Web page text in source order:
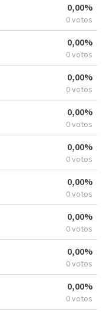
0,00%
0 votos
0,00%
0 votos
0,00%
0 votos
0,00%
0 votos
0,00%
0 votos
0,00%
0 votos
0,00%
0 votos
0,00%
0 votos
0,00%
0 votos